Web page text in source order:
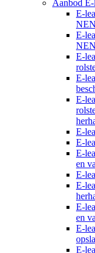
Aanbod
E-
E-
E-
E-
E-
E-
E-
E-
en
E-
E-
E-
en
E-
E-